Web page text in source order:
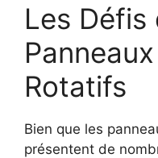
Les Défis
Rotatifs
Bien que les
présentent de